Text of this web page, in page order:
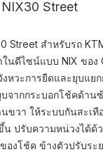
Street
Street สำหรับรถ
ในดีไซน์แบบ NIX ของ
หวะการยืดและยุบแยก
จากกระบอกโช้คด้าน
นขวา ให้ระบบกันสะเ
น ปรับความหน่วงได้ด้
องโช้ค ข้างตัวปรับระ